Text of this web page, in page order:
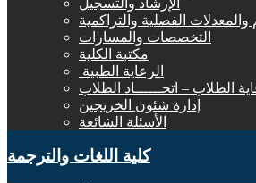
والمعدلات الفصلية والتراكمية
التخصصات والمسارات
مكتبة الكلية
الرعاية الطبية ‏
الطلاب – اتحــــــاد الطلاب
إدارة شئون الخريجين
الأسئلة الشائعة
كلية اللغات والترجمة